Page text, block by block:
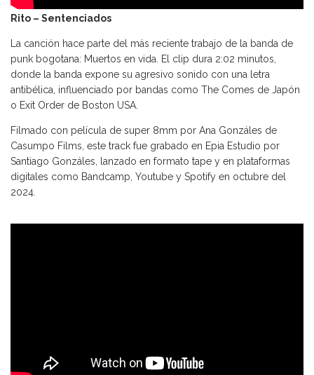
Rito – Sentenciados
La canción hace parte del más reciente trabajo de la banda de
punk bogotana: Muertos en vida. El clip dura 2:02 minutos,
donde la banda expone su agresivo sonido con una letra
antibélica, influenciado por bandas como The Comes de Japón
o Exit Order de Boston USA.
Filmado con película de super 8mm por Ana Gonzáles de
Casumpo Films, este track fue grabado en Epia Estudio por
Santiago Gonzáles, lanzado en formato tape y en plataformas
digitales como Bandcamp, Youtube y Spotify en octubre del
2024.